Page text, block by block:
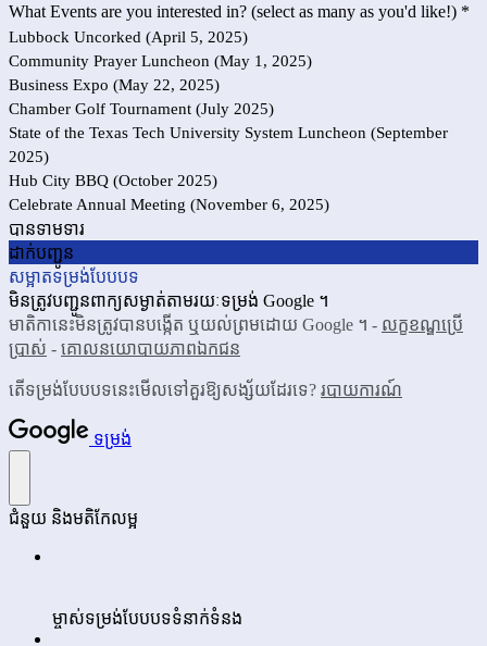
What Events are you interested in? (select as many as you'd like!) *
Lubbock Uncorked (April 5, 2025)
Community Prayer Luncheon (May 1, 2025)
Business Expo (May 22, 2025)
Chamber Golf Tournament (July 2025)
State of the Texas Tech University System Luncheon (September
2025)
Hub City BBQ (October 2025)
Celebrate Annual Meeting (November 6, 2025)
បាន​ទាមទារ
ដាក់បញ្ជូន
សម្អាត​ទម្រង់​បែបបទ
មិន​ត្រូវ​បញ្ជូន​ពាក្យ​សម្ងាត់​តាម​រយៈ​ទម្រង់ Google ។
មាតិកា​នេះមិន​ត្រូវ​បាន​បង្កើត ឬ​យល់​ព្រម​ដោយ Google ។ - លក្ខខណ្ឌ​ប្រើ
ប្រាស់ - គោល​នយោបាយ​ភាព​ឯកជន
តើទម្រង់​បែបបទនេះ​មើលទៅ​គួរឱ្យ​សង្ស័យ​ដែរទេ? របាយការណ៍
ទម្រង់
ជំនួយ និង​មតិ​កែ​លម្អ
ម្ចាស់ទម្រង់បែបបទទំនាក់ទំនង